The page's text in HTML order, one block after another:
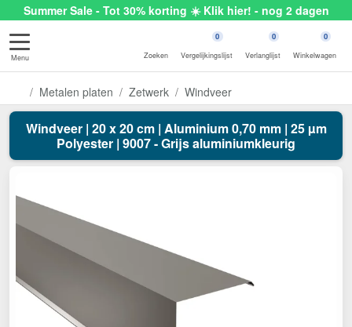
Summer Sale - Tot 30% korting ☀️ Klik hier! - nog 2 dagen
Menu Zoeken
0
Vergelijkingslijst
0
Verlanglijst
0
Winkelwagen
Metalen platen Zetwerk Windveer
Windveer | 20 x 20 cm | Aluminium 0,70 mm | 25 µm
Polyester | 9007 - Grijs aluminiumkleurig